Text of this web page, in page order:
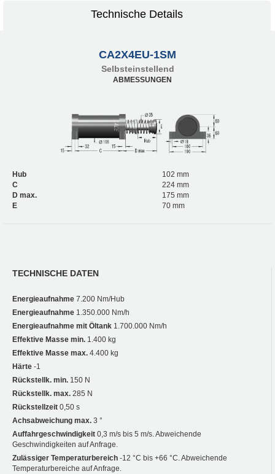
Technische Details
CA2X4EU-1SM
Selbsteinstellend
ABMESSUNGEN
Hub
102 mm
C
224 mm
D max.
175 mm
E
70 mm
TECHNISCHE DATEN
Energieaufnahme 7.200 Nm/Hub
Energieaufnahme 1.350.000 Nm/h
Energieaufnahme mit Öltank 1.700.000 Nm/h
Effektive Masse min. 1.400 kg
Effektive Masse max. 4.400 kg
Härte -1
Rückstellk. min. 150 N
Rückstellk. max. 285 N
Rückstellzeit 0,50 s
Achsabweichung max. 3 °
Auffahrgeschwindigkeit 0,3 m/s bis 5 m/s. Abweichende
Geschwindigkeiten auf Anfrage.
Zulässiger Temperaturbereich -12 °C bis +66 °C. Abweichende
Temperaturbereiche auf Anfrage.